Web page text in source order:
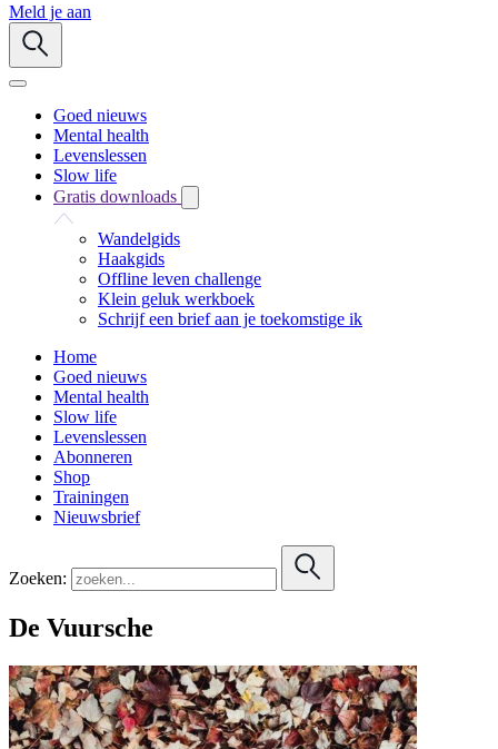
Meld je aan
Goed nieuws
Mental health
Levenslessen
Slow life
Gratis downloads
Wandelgids
Haakgids
Offline leven challenge
Klein geluk werkboek
Schrijf een brief aan je toekomstige ik
Home
Goed nieuws
Mental health
Slow life
Levenslessen
Abonneren
Shop
Trainingen
Nieuwsbrief
Zoeken:
De Vuursche